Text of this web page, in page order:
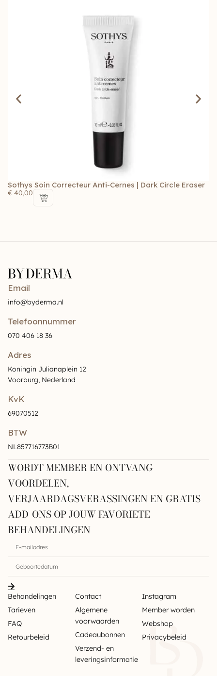
Sothys Soin Correcteur Anti-Cernes | Dark Circle Eraser
€ 40,00
Email
info@byderma.nl
Telefoonnummer
070 406 18 36
Adres
Koningin Julianaplein 12
Voorburg, Nederland
KvK
69070512
BTW
NL857716773B01
WORDT MEMBER EN ONTVANG
VOORDELEN,
VERJAARDAGSVERASSINGEN EN GRATIS
ADD-ONS OP JOUW FAVORIETE
BEHANDELINGEN
Behandelingen
Tarieven
FAQ
Retourbeleid
Contact
Algemene
voorwaarden
Cadeaubonnen
Verzend- en
leveringsinformatie
Instagram
Member worden
Webshop
Privacybeleid